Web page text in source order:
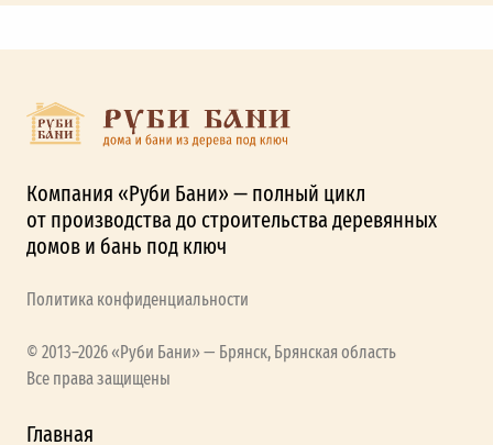
Компания «Руби Бани» — полный цикл
от производства до строительства деревянных
домов и бань под ключ
Политика конфиденциальности
© 2013–2026 «Руби Бани» — Брянск, Брянская область
Все права защищены
Главная